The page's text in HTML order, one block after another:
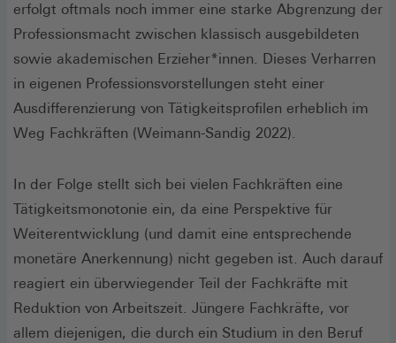
erfolgt oftmals noch immer eine starke Abgrenzung der
Professionsmacht zwischen klassisch ausgebildeten
sowie akademischen Erzieher*innen. Dieses Verharren
in eigenen Professionsvorstellungen steht einer
Ausdifferenzierung von Tätigkeitsprofilen erheblich im
Weg Fachkräften (Weimann-Sandig 2022).
In der Folge stellt sich bei vielen Fachkräften eine
Tätigkeitsmonotonie ein, da eine Perspektive für
Weiterentwicklung (und damit eine entsprechende
monetäre Anerkennung) nicht gegeben ist. Auch darauf
reagiert ein überwiegender Teil der Fachkräfte mit
Reduktion von Arbeitszeit. Jüngere Fachkräfte, vor
allem diejenigen, die durch ein Studium in den Beruf